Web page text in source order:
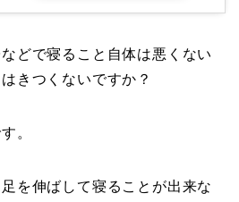
どで寝ること自体は悪くない
きつくないですか？
。
を伸ばして寝ることが出来な